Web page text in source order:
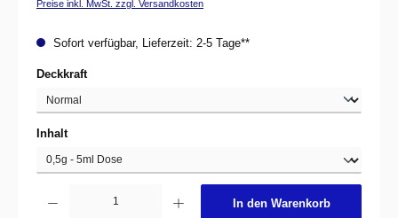
Preise inkl. MwSt. zzgl. Versandkosten
Sofort verfügbar, Lieferzeit: 2-5 Tage**
Deckkraftauswählen
Inhaltauswählen
In den Warenkorb